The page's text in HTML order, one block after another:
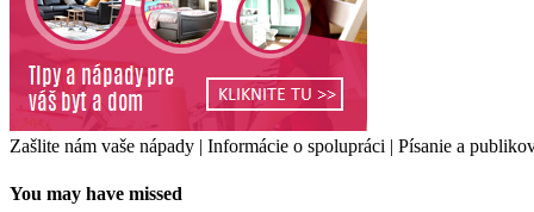
Zašlite nám vaše nápady | Informácie o spolupráci | Písanie a
You may have missed